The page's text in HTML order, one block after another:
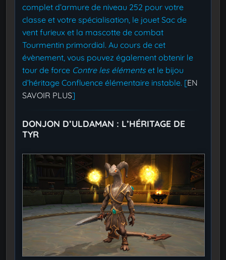
complet d’armure de niveau 252 pour votre
classe et votre spécialisation, le jouet Sac de
vent furieux et la mascotte de combat
Tourmentin primordial. Au cours de cet
évènement, vous pouvez également obtenir le
tour de force Contre les élémentset le bijou
d’héritage Confluence élémentaire instable. [EN
SAVOIR PLUS]
DONJON D’ULDAMAN : L’HÉRITAGE DE
TYR